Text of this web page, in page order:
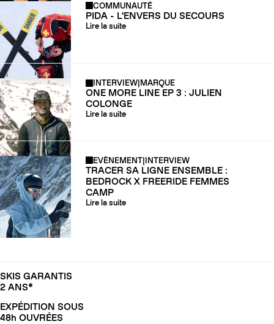
COMMUNAUTÉ
PIDA - L'ENVERS DU SECOURS
Lire la suite
INTERVIEW MARQUE
ONE MORE LINE EP 3 : JULIEN
COLONGE
Lire la suite
EVÈNEMENT|INTERVIEW
TRACER SA LIGNE ENSEMBLE :
BEDROCK X FREERIDE FEMMES
CAMP
Lire la suite
SKIS GARANTIS
2 ANS*
EXPÉDITION SOUS
48h OUVRÉES